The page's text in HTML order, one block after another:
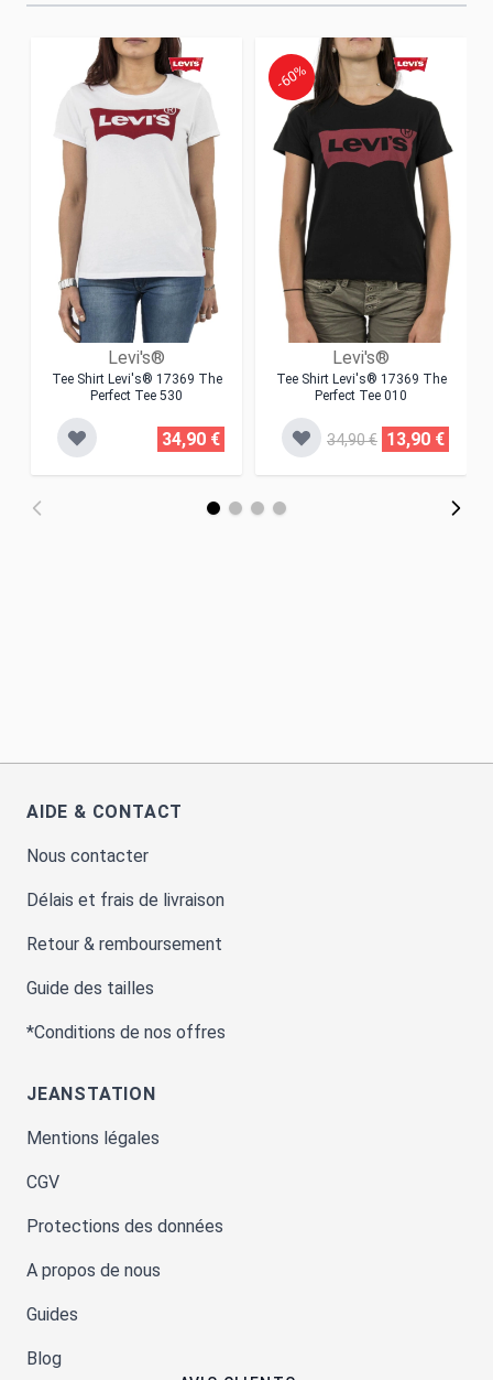
Levi's®
Tee Shirt Levi's® 17369 The
Perfect Tee 530
34,90 €
Levi's®
Tee Shirt Levi's® 17369 The
Perfect Tee 010
-60%
34,90 € 13,90 €
AIDE & CONTACT
Nous contacter
Délais et frais de livraison
Retour & remboursement
Guide des tailles
*Conditions de nos offres
JEANSTATION
Mentions légales
CGV
Protections des données
A propos de nous
Guides
Blog